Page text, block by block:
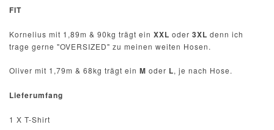
FIT
Kornelius mit 1,89m & 90kg trägt ein XXL oder 3XL denn ich
trage gerne "OVERSIZED" zu meinen weiten Hosen.
Oliver mit 1,79m & 68kg trägt ein M oder L, je nach Hose.
Lieferumfang
1 X T-Shirt